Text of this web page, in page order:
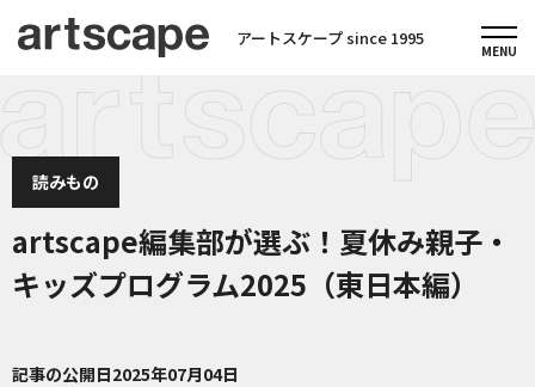
アートスケープ since 1995
読みもの
artscape編集部が選ぶ！夏休み親子・
キッズプログラム2025（東日本編）
記事の公開日2025年07月04日